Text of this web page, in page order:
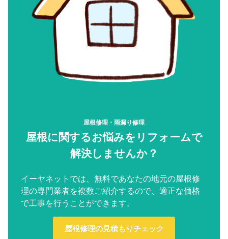
屋根修理・雨漏り修理
屋根に関するお悩みをリフォームで
解決しませんか？
イーヤネットでは、無料であなたの地元の屋根修
理の専門業者を複数ご紹介するので、適正な価格
で工事を行うことができます。
屋根修理の見積もりチェック